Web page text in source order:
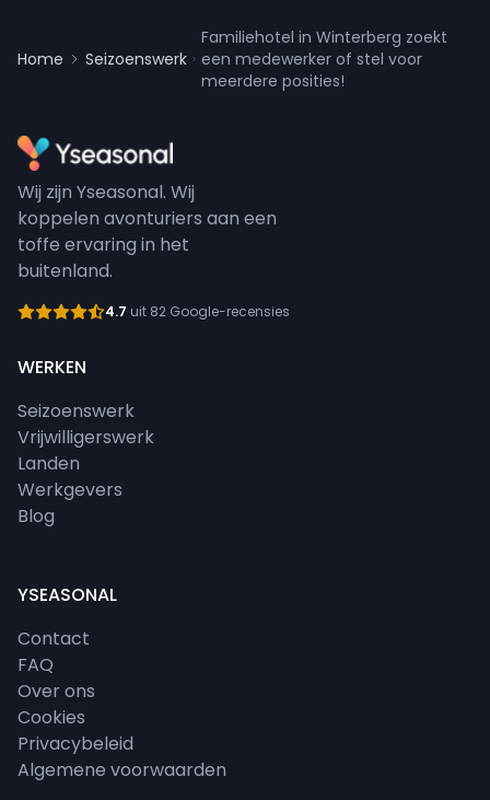
Home Seizoenswerk
Familiehotel in Winterberg zoekt
een medewerker of stel voor
meerdere posities!
Wij zijn Yseasonal. Wij
koppelen avonturiers aan een
toffe ervaring in het
buitenland.
4.7 uit 82 Google-recensies
WERKEN
Seizoenswerk
Vrijwilligerswerk
Landen
Werkgevers
Blog
YSEASONAL
Contact
FAQ
Over ons
Cookies
Privacybeleid
Algemene voorwaarden